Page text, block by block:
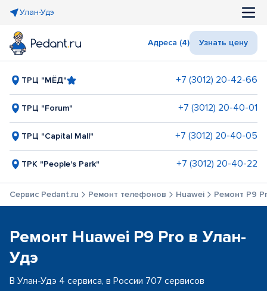
Улан-Удэ
Адреса (4) Узнать цену
ТРЦ "МЁД" +7 (3012) 20-42-66
ТРЦ "Forum" +7 (3012) 20-40-01
ТРЦ "Capital Mall" +7 (3012) 20-40-05
ТРК "People's Park" +7 (3012) 20-40-22
Сервис Pedant.ru Ремонт телефонов Huawei Ремонт P9
Ремонт Huawei P9 Pro в Улан-
Удэ
В Улан-Удэ 4 сервиса, в России 707 сервисов